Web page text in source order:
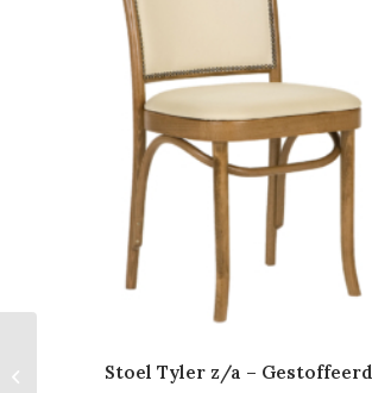
Stoel Tyler z/a – Gestoffeerd
Bartafel Jake –